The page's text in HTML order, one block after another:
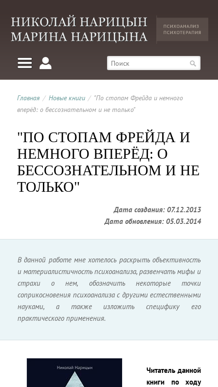
Главная / Новые книги / "По стопам Фрейда и немного
вперёд: о бессознательном и не только"
"ПО СТОПАМ ФРЕЙДА И
НЕМНОГО ВПЕРЁД: О
БЕССОЗНАТЕЛЬНОМ И НЕ
ТОЛЬКО"
Дата создания: 07.12.2013
Дата обновления: 05.03.2014
В данной работе мне хотелось раскрыть объективность
и материалистичность психоанализа, развенчать мифы и
страхи о нем, обозначить некоторые точки
соприкосновения психоанализа с другими естественными
науками, а также изложить специфику его
практического применения.
Читатель данной
книги по ходу